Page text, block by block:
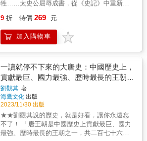
來歷代「正史」所傳承。《史記》同時是一部
優秀的文學著作，魯迅稱其為「史家之絕唱，
牲……太史公屈辱成書，從《史記》中重新解
輝 本書以《史記》為基礎，從司馬遷筆下
的一百三十篇中選出具有代表性的人物與事
件，重新詮釋古代中國的人文精神。趙宗彪認
忠誠、氣節、友情、道義等價值的頌揚，特別
著墨於歷史人物在壓迫與困境中如何保有人的
尊嚴，如伯夷、屈原、韓信等，都在作者筆下
呈現出悲劇而不屈的高貴精神。▎歷史中的人
性試煉 趙宗彪將焦點對準《史記》中那些
處於歷史轉捩點上的人物命運。他分析了功臣
如韓信、范蠡的悲劇命運，揭示了「兔死狗
烹」作為專制政體下的必然結果；同時也讚揚
了如趙氏孤兒案中公孫杵臼與程嬰的犧牲精
9 折 特價 269 元
加入購物車
一讀就停不下來的大唐史：中國歷史上，
貢獻最巨、國力最強、歷時最長的王朝之
一！
劉觀其 著
海鷹文化 出版
2023/11/30 出版
★★劉觀其說的歷史，就是好看，讓你永遠忘
不了！ 「唐王朝是中國歷史上貢獻最巨、國力
最強、歷時最長的王朝之一，共二百七十六